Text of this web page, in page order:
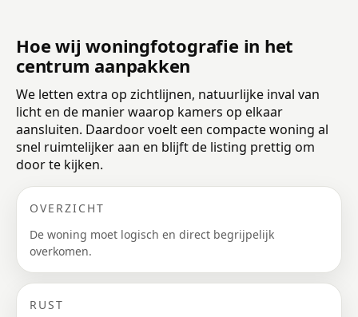
Hoe wij woningfotografie in het
centrum aanpakken
We letten extra op zichtlijnen, natuurlijke inval van
licht en de manier waarop kamers op elkaar
aansluiten. Daardoor voelt een compacte woning al
snel ruimtelijker aan en blijft de listing prettig om
door te kijken.
OVERZICHT
De woning moet logisch en direct begrijpelijk
overkomen.
RUST